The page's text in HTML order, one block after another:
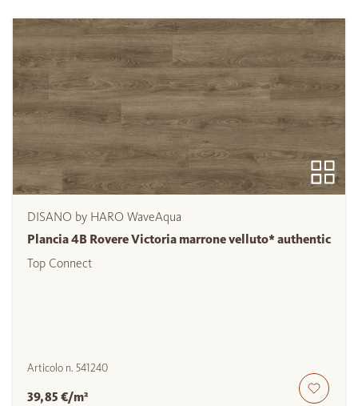
DISANO by HARO WaveAqua
Plancia 4B Rovere Victoria marrone velluto* authentic
Top Connect
Articolo n. 541240
39,85 €/m²